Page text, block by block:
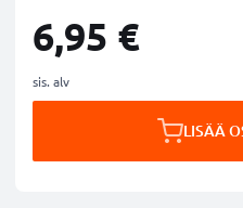
6,95 €
sis. alv
LISÄÄ